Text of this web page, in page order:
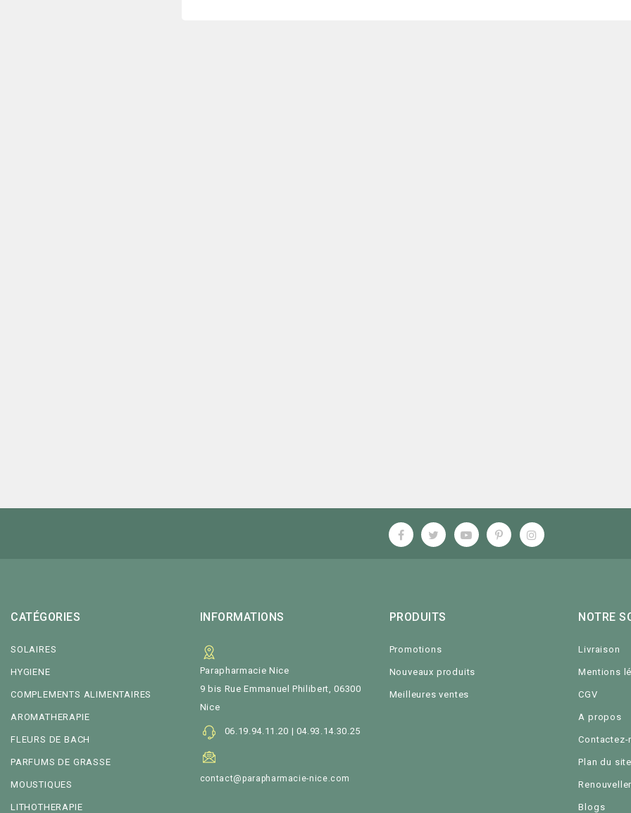
CATÉGORIES
SOLAIRES
HYGIENE
COMPLEMENTS ALIMENTAIRES
AROMATHERAPIE
FLEURS DE BACH
PARFUMS DE GRASSE
MOUSTIQUES
LITHOTHERAPIE
INFORMATIONS
Parapharmacie Nice
9 bis Rue Emmanuel Philibert, 06300
Nice
06.19.94.11.20 | 04.93.14.30.25
contact@parapharmacie-nice.com
PRODUITS
Promotions
Nouveaux produits
Meilleures ventes
NOTRE
Livraison
Mentions
CGV
A propos
Contactez-
Plan du site
Blogs